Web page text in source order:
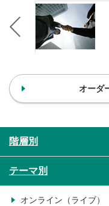
オーダ
階層別
テーマ別
オンライン（ライブ）